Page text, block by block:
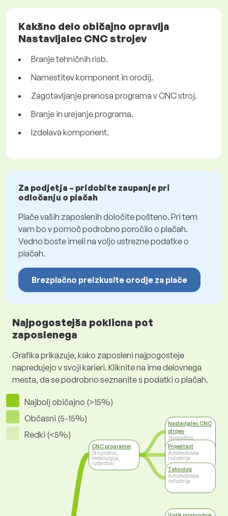
Kakšno delo običajno opravlja
Nastavljalec CNC strojev
Branje tehničnih risb.
Namestitev komponent in orodij.
Zagotavljanje prenosa programa v CNC stroj.
Branje in urejanje programa.
Izdelava komponent.
Za podjetja – pridobite zaupanje pri
odločanju o plačah
Plače vaših zaposlenih določite pošteno. Pri tem
vam bo v pomoč podrobno poročilo o plačah.
Vedno boste imeli na voljo ustrezne podatke o
plačah.
Brezplačno preizkusite orodje za plače
Najpogostejša poklicna pot
zaposlenega
Grafika prikazuje, kako zaposleni najpogosteje
napredujejo v svoji karieri. Kliknite na ime delovnega
mesta, da se podrobno seznanite s podatki o plačah.
Najbolj običajno (>15%)
Občasni (5-15%)
Redki (<5%)
CNC programer
Strojništvo,
metalurgija,
rudarstvo
Nastavljalec CNC
strojev
Strojništvo,
metalurgija,
rudarstvo
Projektant
Avtomobilska
industrija
Tehnolog
Avtomobilska
industrija